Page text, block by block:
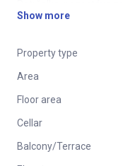
nepriechodných izieb
obývačky je veľkorysá
orientovaný na 2
Byt bol kompletne
vodovodných
sú medzi nimi riadne
Show more
Property type
Area
Floor area
Cellar
Balcony/Terrace